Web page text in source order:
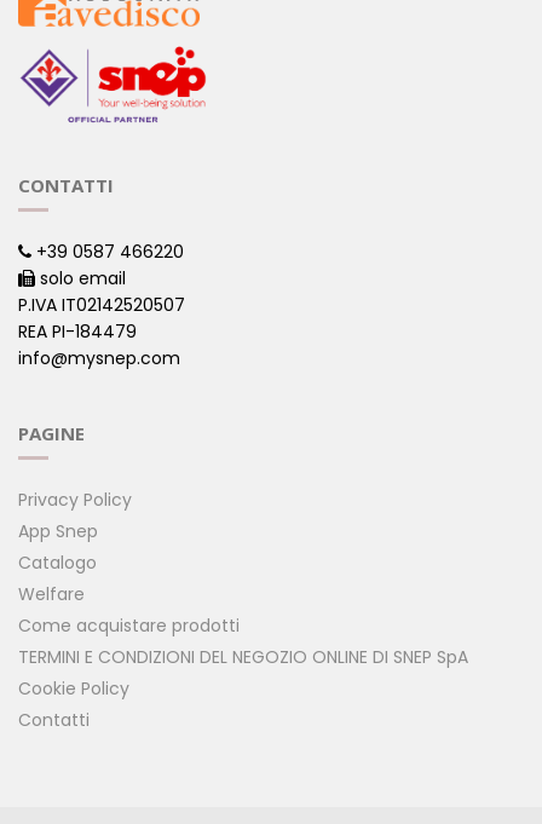
CONTATTI
+39 0587 466220
solo email
P.IVA IT02142520507
REA PI-184479
info@mysnep.com
PAGINE
Privacy Policy
App Snep
Catalogo
Welfare
Come acquistare prodotti
TERMINI E CONDIZIONI DEL NEGOZIO ONLINE DI SNEP SpA
Cookie Policy
Contatti